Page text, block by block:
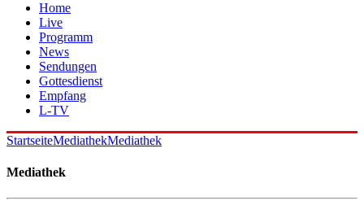
Home
Live
Programm
News
Sendungen
Gottesdienst
Empfang
L-TV
StartseiteMediathekMediathek
Mediathek